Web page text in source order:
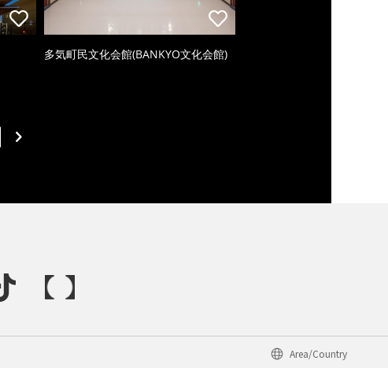
多気町民文化会館(BANKYO文化会館)
Area/Country